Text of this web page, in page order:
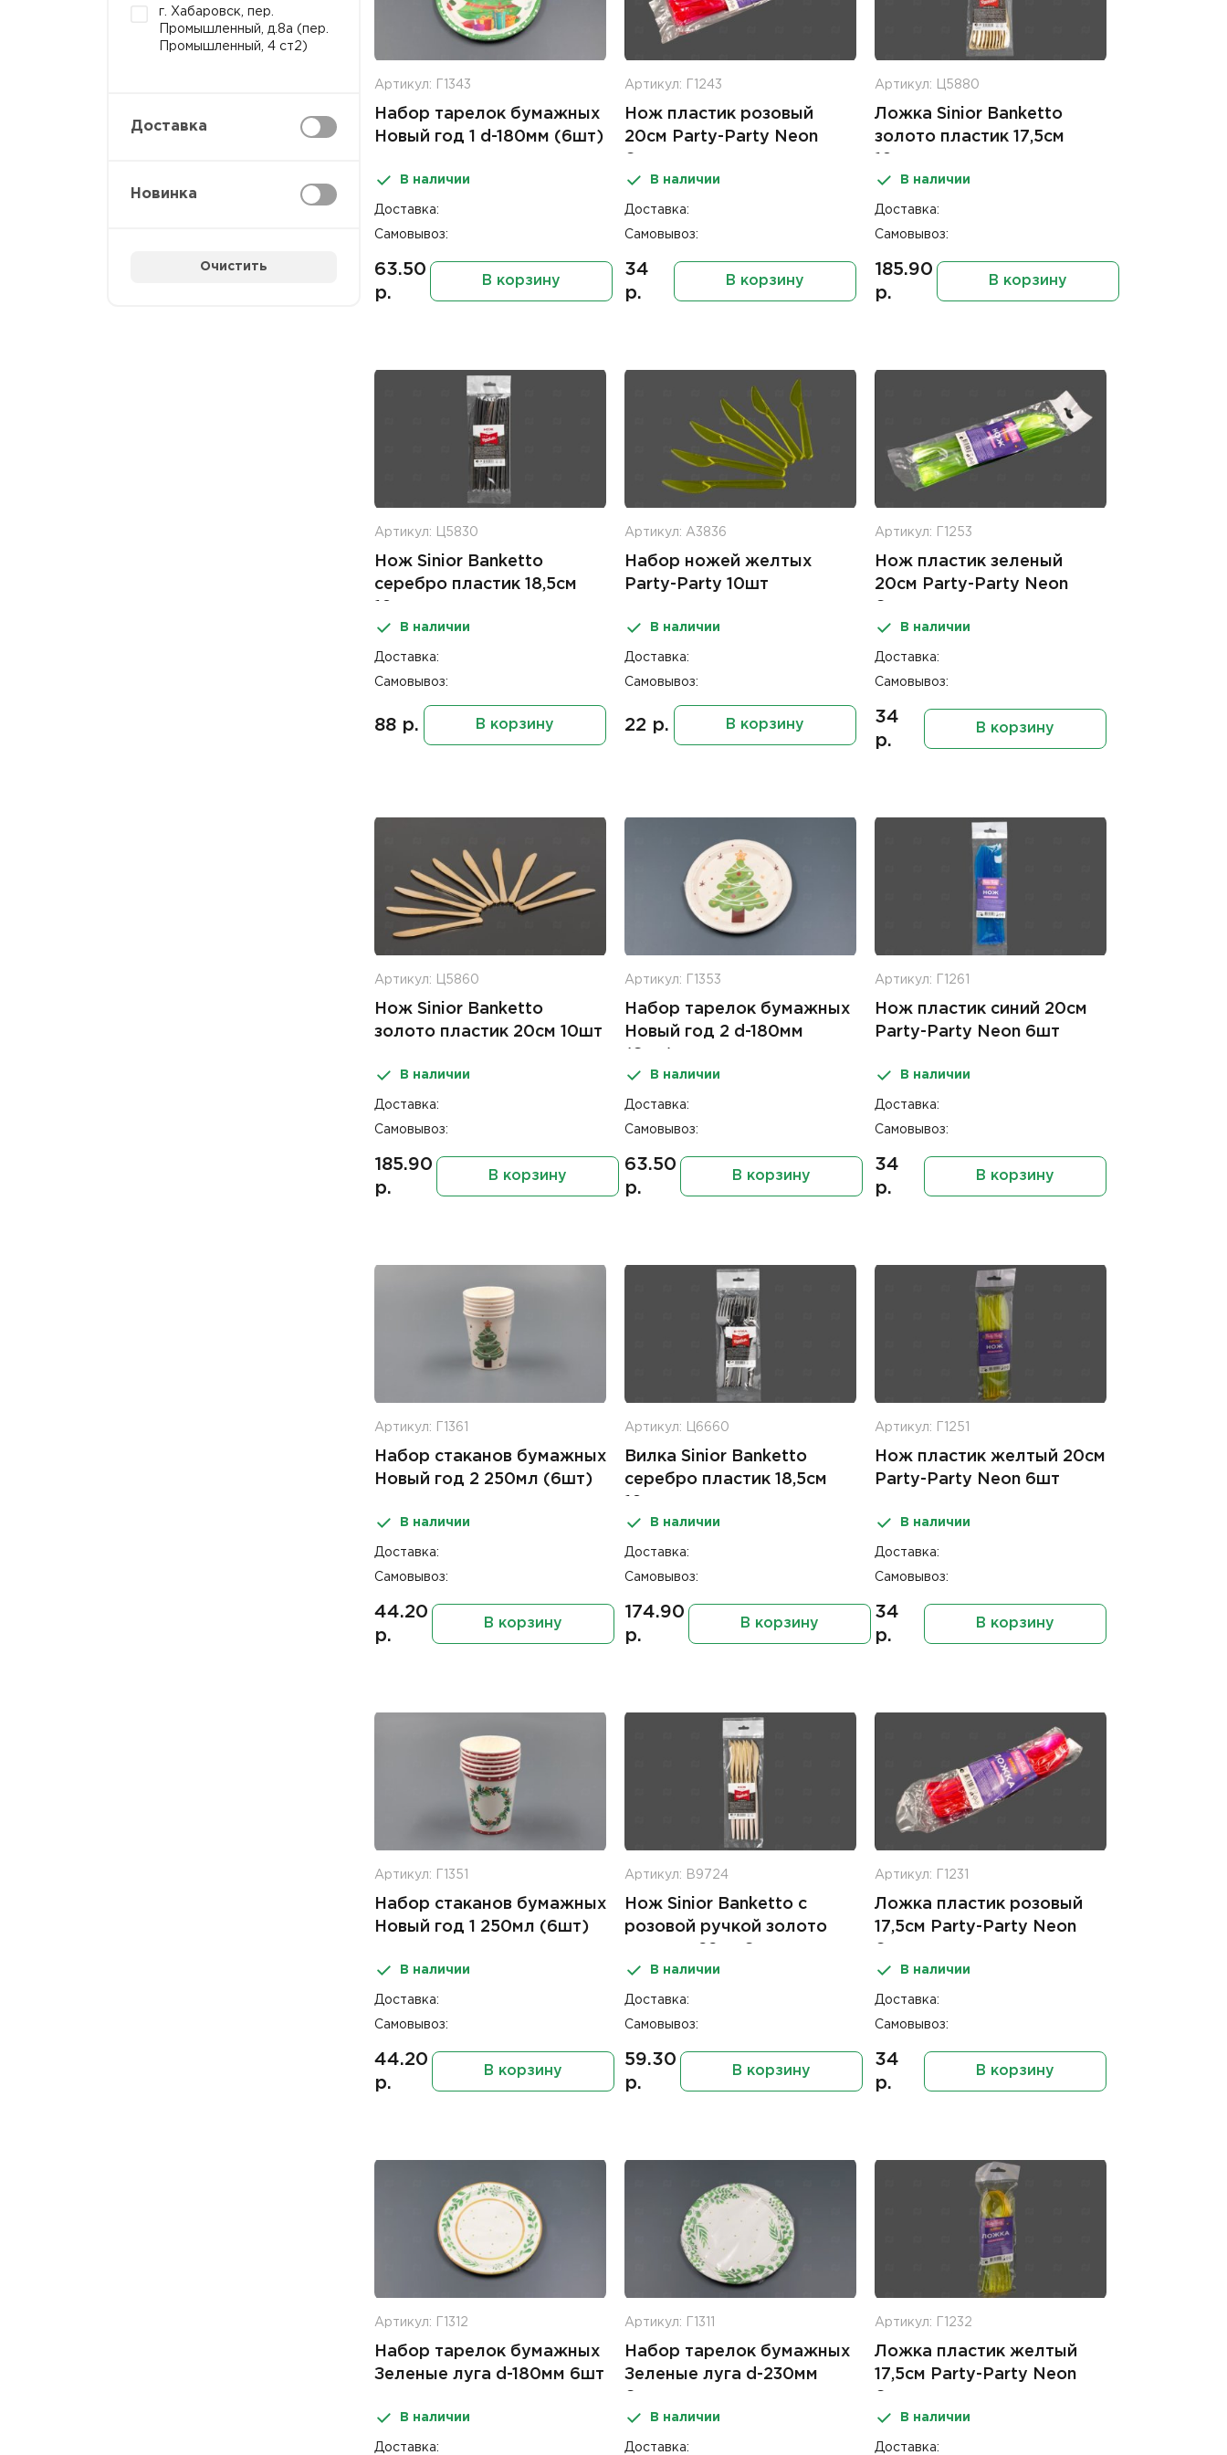
г. Хабаровск, пер.
Промышленный, д.8а (пер.
Промышленный, 4 ст2)
Доставка
Новинка
Очистить
Артикул: Г1343
Набор тарелок бумажных
Новый год 1 d-180мм (6шт)
В наличии
Доставка:
Самовывоз:
63.50
р.
В корзину
Артикул: Г1243
Нож пластик розовый
20см Party-Party Neon
В наличии
Доставка:
Самовывоз:
34
р.
В корзину
Артикул: Ц5880
Ложка Sinior Banketto
золото пластик 17,5см
В наличии
Доставка:
Самовывоз:
185.90
р.
В корзину
Артикул: Ц5830
Нож Sinior Banketto
серебро пластик 18,5см
В наличии
Доставка:
Самовывоз:
88 р. В корзину
Артикул: А3836
Набор ножей желтых
Party-Party 10шт
В наличии
Доставка:
Самовывоз:
22 р. В корзину
Артикул: Г1253
Нож пластик зеленый
20см Party-Party Neon
В наличии
Доставка:
Самовывоз:
34
р.
В корзину
Артикул: Ц5860
Нож Sinior Bankettо
золото пластик 20см 10шт
В наличии
Доставка:
Самовывоз:
185.90
р.
В корзину
Артикул: Г1353
Набор тарелок бумажных
Новый год 2 d-180мм
В наличии
Доставка:
Самовывоз:
63.50
р.
В корзину
Артикул: Г1261
Нож пластик синий 20см
Party-Party Neon 6шт
В наличии
Доставка:
Самовывоз:
34
р.
В корзину
Артикул: Г1361
Набор стаканов бумажных
Новый год 2 250мл (6шт)
В наличии
Доставка:
Самовывоз:
44.20
р.
В корзину
Артикул: Ц6660
Вилка Sinior Banketto
серебро пластик 18,5см
В наличии
Доставка:
Самовывоз:
174.90
р.
В корзину
Артикул: Г1251
Нож пластик желтый 20см
Party-Party Neon 6шт
В наличии
Доставка:
Самовывоз:
34
р.
В корзину
Артикул: Г1351
Набор стаканов бумажных
Новый год 1 250мл (6шт)
В наличии
Доставка:
Самовывоз:
44.20
р.
В корзину
Артикул: В9724
Нож Sinior Banketto с
розовой ручкой золото
В наличии
Доставка:
Самовывоз:
59.30
р.
В корзину
Артикул: Г1231
Ложка пластик розовый
17,5см Party-Party Neon
В наличии
Доставка:
Самовывоз:
34
р.
В корзину
Артикул: Г1312
Набор тарелок бумажных
Зеленые луга d-180мм 6шт
В наличии
Доставка:
Артикул: Г1311
Набор тарелок бумажных
Зеленые луга d-230мм
В наличии
Доставка:
Артикул: Г1232
Ложка пластик желтый
17,5см Party-Party Neon
В наличии
Доставка: